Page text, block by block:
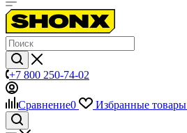
+7 800 250-74-02
Сравнение0 Избранные товары